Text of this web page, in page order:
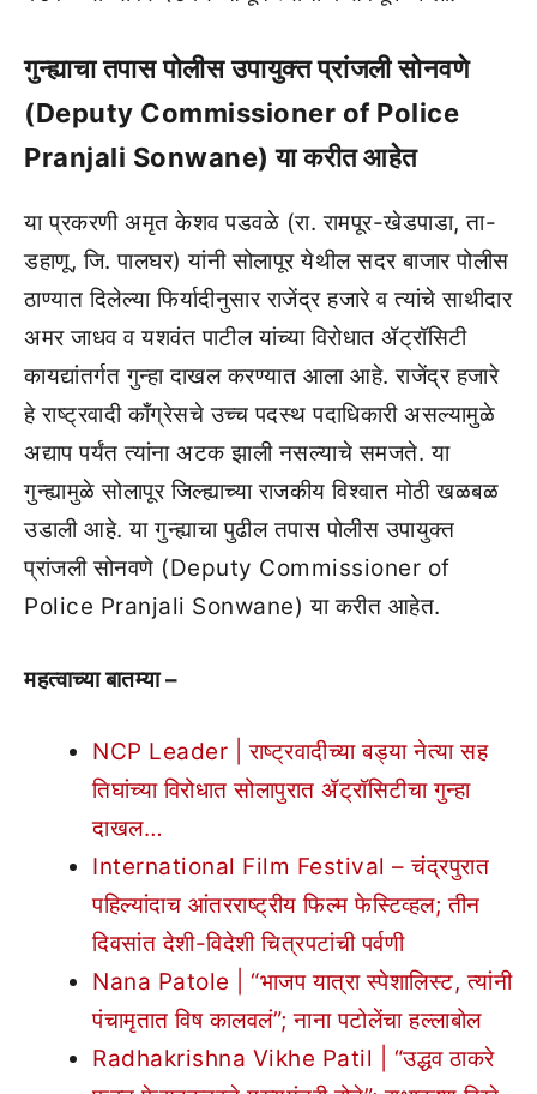
गुन्ह्याचा तपास पोलीस उपायुक्त प्रांजली सोनवणे
(Deputy Commissioner of Police
Pranjali Sonwane) या करीत आहेत
या प्रकरणी अमृत केशव पडवळे (रा. रामपूर-खेडपाडा, ता-
डहाणू, जि. पालघर) यांनी सोलापूर येथील सदर बाजार पोलीस
ठाण्यात दिलेल्या फिर्यादीनुसार राजेंद्र हजारे व त्यांचे साथीदार
अमर जाधव व यशवंत पाटील यांच्या विरोधात ॲट्रॉसिटी
कायद्यांतर्गत गुन्हा दाखल करण्यात आला आहे. राजेंद्र हजारे
हे राष्ट्रवादी काँग्रेसचे उच्च पदस्थ पदाधिकारी असल्यामुळे
अद्याप पर्यंत त्यांना अटक झाली नसल्याचे समजते. या
गुन्ह्यामुळे सोलापूर जिल्ह्याच्या राजकीय विश्वात मोठी खळबळ
उडाली आहे. या गुन्ह्याचा पुढील तपास पोलीस उपायुक्त
प्रांजली सोनवणे (Deputy Commissioner of
Police Pranjali Sonwane) या करीत आहेत.
महत्वाच्या बातम्या –
NCP Leader | राष्ट्रवादीच्या बड्या नेत्या सह
तिघांच्या विरोधात सोलापुरात ॲट्रॉसिटीचा गुन्हा
दाखल…
International Film Festival – चंद्रपुरात
पहिल्यांदाच आंतरराष्ट्रीय फिल्म फेस्टिव्हल; तीन
दिवसांत देशी-विदेशी चित्रपटांची पर्वणी
Nana Patole | “भाजप यात्रा स्पेशालिस्ट, त्यांनी
पंचामृतात विष कालवलं”; नाना पटोलेंचा हल्लाबोल
Radhakrishna Vikhe Patil | “उद्धव ठाकरे